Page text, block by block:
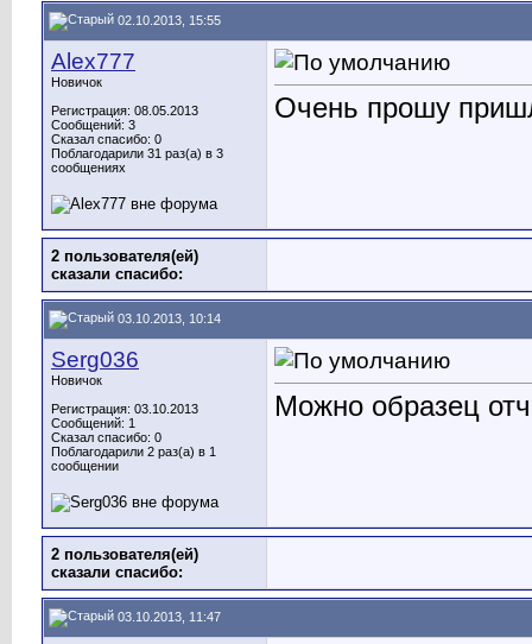
02.10.2013, 15:55
Alex777
Новичок
Регистрация: 08.05.2013
Сообщений: 3
Сказал спасибо: 0
Поблагодарили 31 раз(а) в 3
сообщениях
Очень прошу
2 пользователя(ей)
сказали cпасибо:
03.10.2013, 10:14
Serg036
Новичок
Регистрация: 03.10.2013
Сообщений: 1
Сказал спасибо: 0
Поблагодарили 2 раз(а) в 1
сообщении
Можно образец
2 пользователя(ей)
сказали cпасибо:
03.10.2013, 11:47